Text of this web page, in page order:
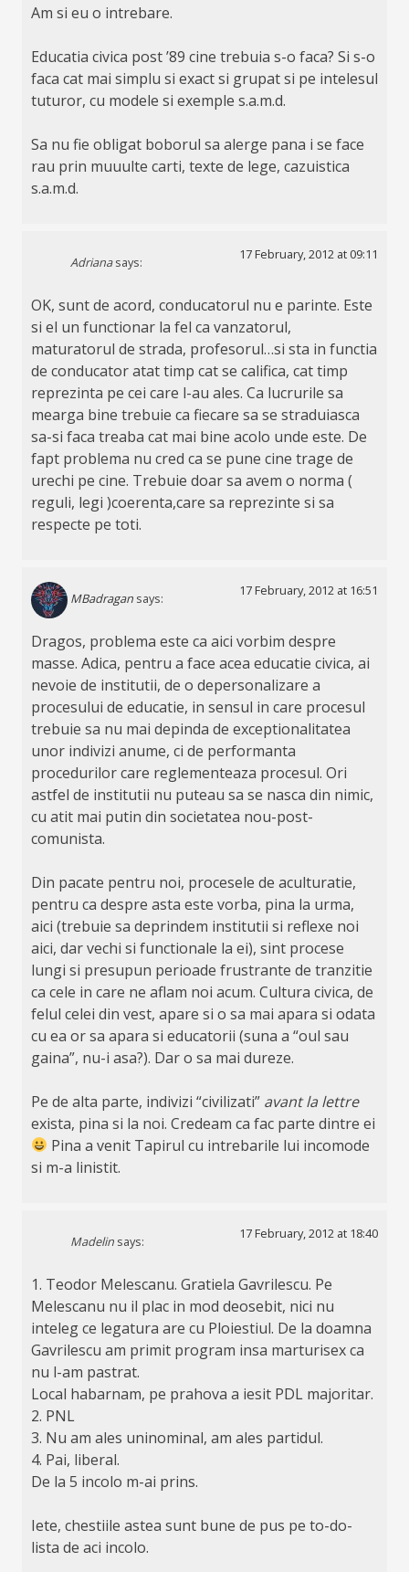
Am si eu o intrebare.
Educatia civica post ’89 cine trebuia s-o faca? Si s-o
faca cat mai simplu si exact si grupat si pe intelesul
tuturor, cu modele si exemple s.a.m.d.
Sa nu fie obligat boborul sa alerge pana i se face
rau prin muuulte carti, texte de lege, cazuistica
s.a.m.d.
Adriana says:
17 February, 2012 at 09:11
OK, sunt de acord, conducatorul nu e parinte. Este
si el un functionar la fel ca vanzatorul,
maturatorul de strada, profesorul…si sta in functia
de conducator atat timp cat se califica, cat timp
reprezinta pe cei care l-au ales. Ca lucrurile sa
mearga bine trebuie ca fiecare sa se straduiasca
sa-si faca treaba cat mai bine acolo unde este. De
fapt problema nu cred ca se pune cine trage de
urechi pe cine. Trebuie doar sa avem o norma (
reguli, legi )coerenta,care sa reprezinte si sa
respecte pe toti.
MBadragan says:
17 February, 2012 at 16:51
Dragos, problema este ca aici vorbim despre
masse. Adica, pentru a face acea educatie civica, ai
nevoie de institutii, de o depersonalizare a
procesului de educatie, in sensul in care procesul
trebuie sa nu mai depinda de exceptionalitatea
unor indivizi anume, ci de performanta
procedurilor care reglementeaza procesul. Ori
astfel de institutii nu puteau sa se nasca din nimic,
cu atit mai putin din societatea nou-post-
comunista.
Din pacate pentru noi, procesele de aculturatie,
pentru ca despre asta este vorba, pina la urma,
aici (trebuie sa deprindem institutii si reflexe noi
aici, dar vechi si functionale la ei), sint procese
lungi si presupun perioade frustrante de tranzitie
ca cele in care ne aflam noi acum. Cultura civica, de
felul celei din vest, apare si o sa mai apara si odata
cu ea or sa apara si educatorii (suna a “oul sau
gaina”, nu-i asa?). Dar o sa mai dureze.
Pe de alta parte, indivizi “civilizati” avant la lettre
exista, pina si la noi. Credeam ca fac parte dintre ei
Pina a venit Tapirul cu intrebarile lui incomode
si m-a linistit.
Madelin says:
17 February, 2012 at 18:40
1. Teodor Melescanu. Gratiela Gavrilescu. Pe
Melescanu nu il plac in mod deosebit, nici nu
inteleg ce legatura are cu Ploiestiul. De la doamna
Gavrilescu am primit program insa marturisex ca
nu l-am pastrat.
Local habarnam, pe prahova a iesit PDL majoritar.
2. PNL
3. Nu am ales uninominal, am ales partidul.
4. Pai, liberal.
De la 5 incolo m-ai prins.
Iete, chestiile astea sunt bune de pus pe to-do-
lista de aci incolo.